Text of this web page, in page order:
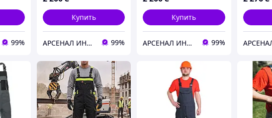
99%
Купить
АРСЕНАЛ ИНСТРУМЕНТА 99%
Купить
АРСЕНАЛ ИНСТРУМЕНТА 99%